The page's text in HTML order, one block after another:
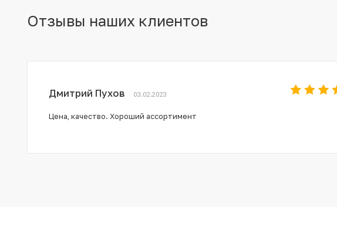
Отзывы наших клиентов
Дмитрий Пухов 03.02.2023
Цена, качество. Хороший ассортимент